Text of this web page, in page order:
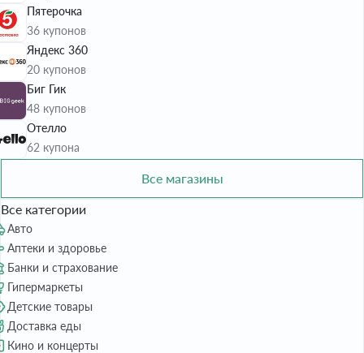
Пятерочка
36 купонов
Яндекс 360
20 купонов
Биг Гик
48 купонов
Отелло
62 купона
Все магазины
Все категории
Авто
Аптеки и здоровье
Банки и страхование
Гипермаркеты
Детские товары
Доставка еды
Кино и концерты